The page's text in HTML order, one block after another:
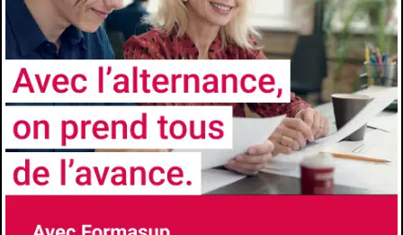
Niveau d’accès
3e année
Prérequis
Le M1 du master Économie de l’École
d’Economie d’Aix-Marseille (Aix-Marseille
d'Economie et de Gestion offre un accès